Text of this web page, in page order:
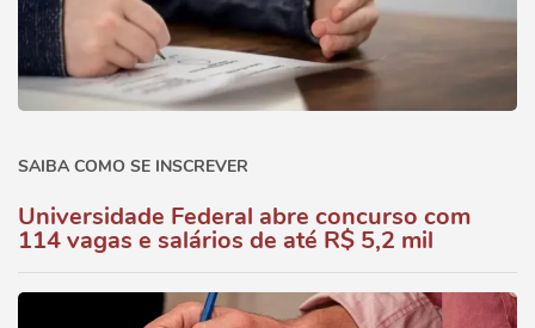
SAIBA COMO SE INSCREVER
Universidade Federal abre concurso com
114 vagas e salários de até R$ 5,2 mil